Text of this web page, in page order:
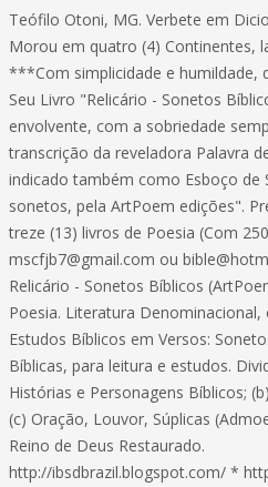
Teófilo Otoni, MG. Verbete em
Morou em quatro (4) Continentes,
***Com simplicidade e humildade,
Seu Livro "Relicário - Sonetos
envolvente, com a sobriedade
transcrição da reveladora Palavra
indicado também como Esboço de
sonetos, pela ArtPoem edições".
treze (13) livros de Poesia (Com
mscfjb7@gmail.com ou
Relicário - Sonetos Bíblicos
Poesia. Literatura Denominacional,
Estudos Bíblicos em Versos:
Bíblicas, para leitura e estudos.
Histórias e Personagens Bíblicos;
(c) Oração, Louvor, Súplicas
Reino de Deus Restaurado.
http://ibsdbrazil.blogspot.com/ *